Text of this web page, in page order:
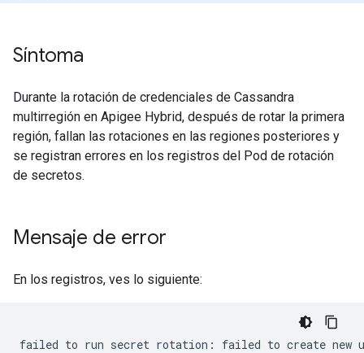
Síntoma
Durante la rotación de credenciales de Cassandra
multirregión en Apigee Hybrid, después de rotar la primera
región, fallan las rotaciones en las regiones posteriores y
se registran errores en los registros del Pod de rotación
de secretos.
Mensaje de error
En los registros, ves lo siguiente:
failed to run secret rotation: failed to create new